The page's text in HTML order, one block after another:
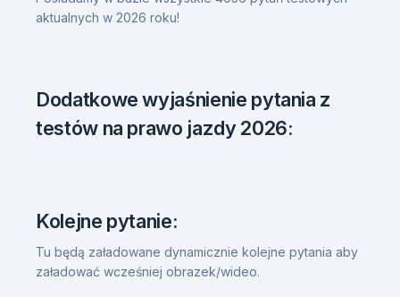
aktualnych w 2026 roku!
Dodatkowe wyjaśnienie pytania z
testów na prawo jazdy 2026:
Kolejne pytanie:
Tu będą załadowane dynamicznie kolejne pytania aby
załadować wcześniej obrazek/wideo.